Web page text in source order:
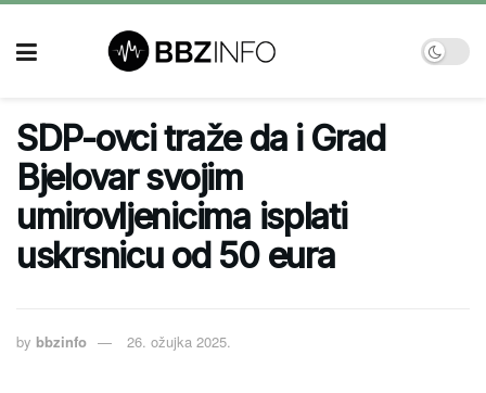
SDP-ovci traže da i Grad
Bjelovar svojim
umirovljenicima isplati
uskrsnicu od 50 eura
by bbzinfo 26. ožujka 2025.